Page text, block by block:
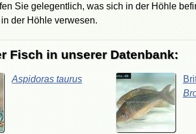
Sie gelegentlich, was sich in der Höhle
der Höhle verwesen.
Fisch in unserer Datenbank:
Aspidorastaurus